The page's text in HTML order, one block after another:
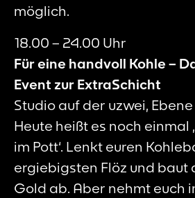
möglich.
18.00 – 24.00 Uhr
Für eine handvoll Kohle –
Event zur ExtraSchicht
Studio auf der uzwei, Ebene
Heute heißt es noch einmal
im Pott‘. Lenkt euren
ergiebigsten Flöz und baut
Gold ab. Aber nehmt euch